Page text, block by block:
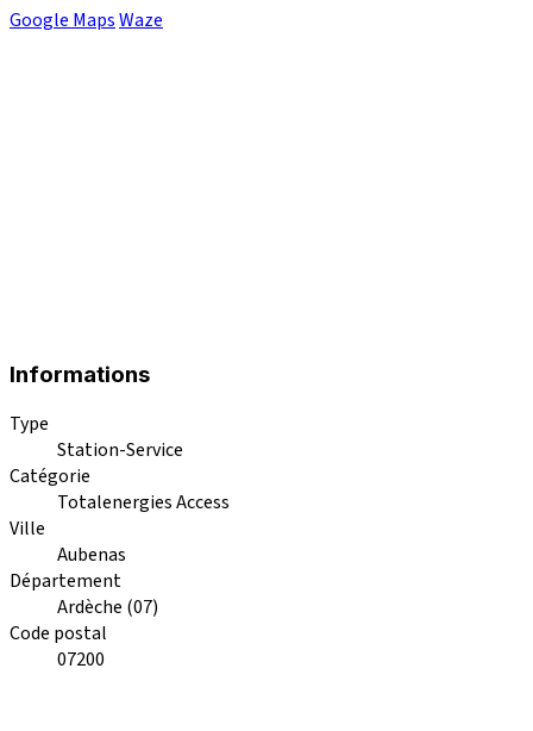
Google MapsWaze
Informations
Type
Station-Service
Catégorie
Totalenergies Access
Ville
Aubenas
Département
Ardèche (07)
Code postal
07200